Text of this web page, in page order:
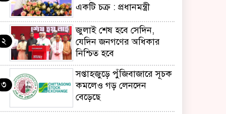
একটি চক্র : প্রধানমন্ত্রী
২
জুলাই শেষ হবে সেদিন,
যেদিন জনগণের অধিকার
নিশ্চিত হবে
৩
সপ্তাহজুড়ে পুঁজিবাজারে সূচক
কমলেও গড় লেনদেন
বেড়েছে